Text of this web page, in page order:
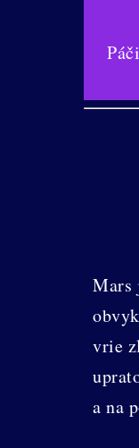
Mars
vrie
a na